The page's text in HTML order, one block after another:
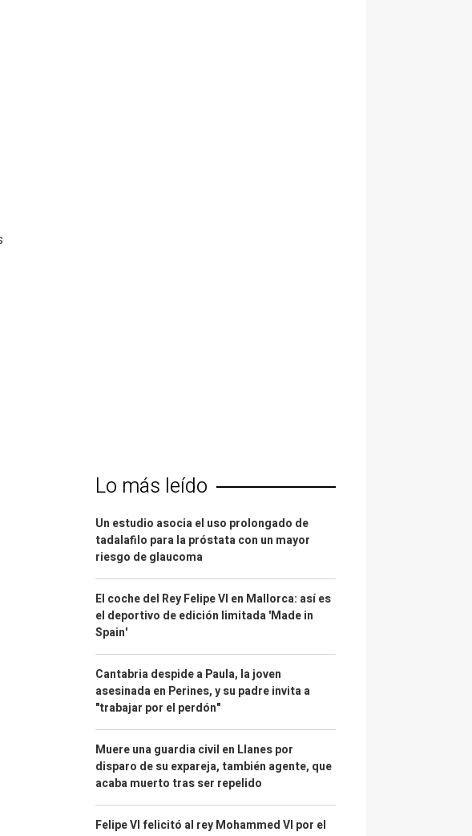
Lo más leído
Un estudio asocia el uso prolongado de
tadalafilo para la próstata con un mayor
riesgo de glaucoma
El coche del Rey Felipe VI en Mallorca: así es
el deportivo de edición limitada 'Made in
Spain'
Cantabria despide a Paula, la joven
asesinada en Perines, y su padre invita a
"trabajar por el perdón"
Muere una guardia civil en Llanes por
disparo de su expareja, también agente, que
acaba muerto tras ser repelido
Felipe VI felicitó al rey Mohammed VI por el